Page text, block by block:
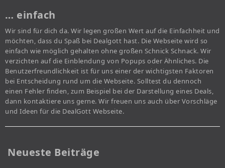
… einfach
Wir sind für dich da. Wir legen großen Wert auf die Einfachheit und
möchten, dass du Spaß bei Dealgott hast. Die Webseite wird so
einfach wie möglich gehalten ohne großen Schnick Schnack. Wir
verzichten auf die Einblendung von Popups oder Ähnliches. Die
Benutzerfreundlichkeit ist für uns einer der wichtigsten Faktoren
bei Entscheidung rund um die Webseite. Solltest du dennoch
einen Fehler finden, zum Beispiel bei der Darstellung eines Deals,
dann kontaktiere uns gerne. Wir freuen uns auch über Vorschläge
und Ideen für die DealGott Webseite.
Neueste Beiträge